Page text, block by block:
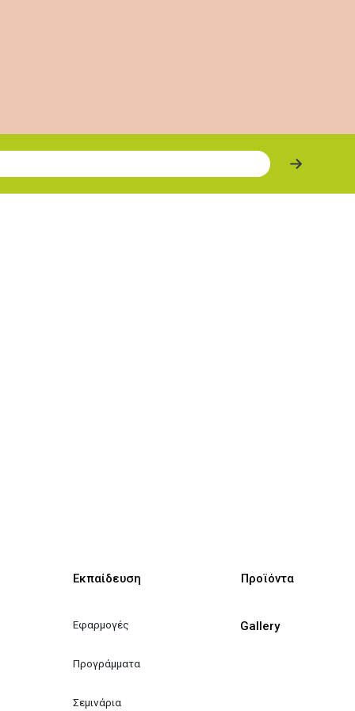
Εκπαίδευση
Εφαρμογές
Προγράμματα
Σεμινάρια
Προϊόντα
Gallery